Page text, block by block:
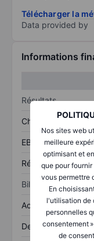
Nos sites web
meilleure
optimisant et
que pour
vous permettre
En
l'utilisation de
personnelles
consentement
de
Télécharger la
Data provided by
Informations
Résultats
Chiffre d’affaires
EBITDA
Résultat net
Bilan
Actifs totaux
Dette totale